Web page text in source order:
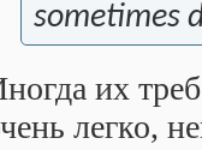
sometimes
их
легко,